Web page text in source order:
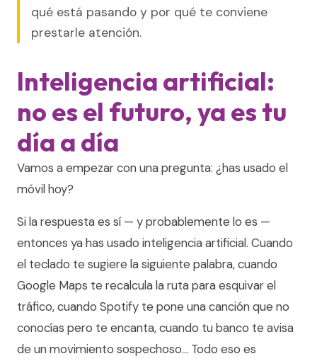
qué está pasando y por qué te conviene
prestarle atención.
Inteligencia artificial:
no es el futuro, ya es tu
día a día
Vamos a empezar con una pregunta: ¿has usado el
móvil hoy?
Si la respuesta es sí — y probablemente lo es —
entonces ya has usado inteligencia artificial. Cuando
el teclado te sugiere la siguiente palabra, cuando
Google Maps te recalcula la ruta para esquivar el
tráfico, cuando Spotify te pone una canción que no
conocías pero te encanta, cuando tu banco te avisa
de un movimiento sospechoso… Todo eso es